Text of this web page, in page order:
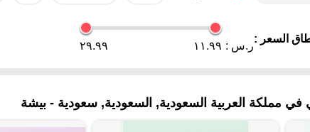
السعر :
ر.س : ١١.٩٩ ٢٩.٩٩
مملكة العربية السعودية, السعودية, سعودية - بيشة